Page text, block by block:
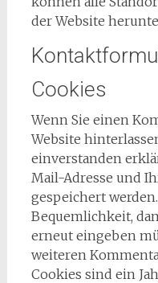
der Website
Cookies
Wenn Sie einen
Website
einverstanden
Mail-Adresse und
gespeichert
Bequemlichkeit,
erneut eingeben
weiteren
Cookies sind ein